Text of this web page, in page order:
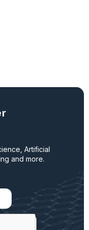
Artificial
and more.